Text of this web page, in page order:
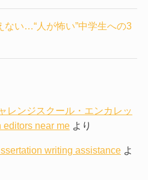
ない…“人が怖い”中学生への3
レンジスクール・エンカレッ
editors near meより
writing assistanceよ